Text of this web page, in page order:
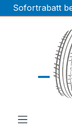
Zum Hauptinhalt
Sofortrabatt